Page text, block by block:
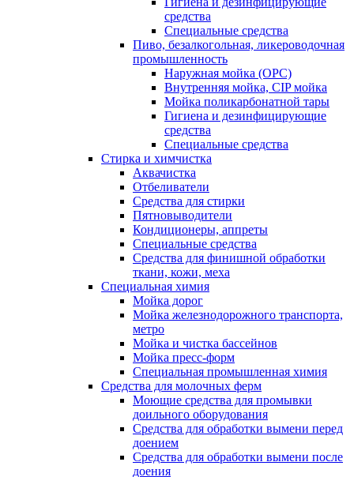
средства
Специальные средства
Пиво, безалкогольная, ликероводочная
промышленность
Наружная мойка (ОРС)
Внутренняя мойка, CIP мойка
Мойка поликарбонатной тары
Гигиена и дезинфицирующие
средства
Специальные средства
Стирка и химчистка
Аквачистка
Отбеливатели
Средства для стирки
Пятновыводители
Кондиционеры, аппреты
Специальные средства
Средства для финишной обработки
ткани, кожи, меха
Специальная химия
Мойка дорог
Мойка железнодорожного транспорта,
метро
Мойка и чистка бассейнов
Мойка пресс-форм
Специальная промышленная химия
Средства для молочных ферм
Моющие средства для промывки
доильного оборудования
Средства для обработки вымени перед
доением
Средства для обработки вымени после
доения